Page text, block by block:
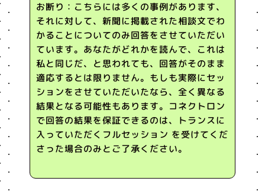
お断り：こちらには多くの事例があります、
それに対して、新聞に掲載された相談文でわ
かることについてのみ回答をさせていただい
ています。あなたがどれかを読んで、これは
私と同じだ、と思われても、回答がそのまま
適応するとは限りません。もしも実際にセッ
ションをさせていただいたなら、全く異なる
結果となる可能性もあります。コネクトロン
で回答の結果を保証できるのは、トランスに
入っていただくフルセッション を受けてくだ
さった場合のみとご了承ください。